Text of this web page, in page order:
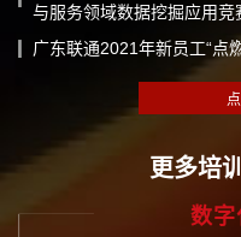
与服务领域数据挖掘应用竞
广东联通2021年新员工“点
更多培
数字